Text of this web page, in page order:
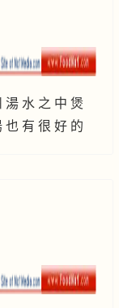
湯 水 之 中 煲
也 有 很 好 的